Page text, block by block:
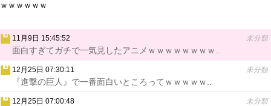
ｗｗｗｗｗｗ
11月9日 15:45:52 未分類
面白すぎてガチで一気見したアニメｗｗｗｗｗｗｗｗ..
12月25日 07:30:11 未分類
『進撃の巨人』で一番面白いところってｗｗｗｗｗ..
12月25日 07:00:48 未分類